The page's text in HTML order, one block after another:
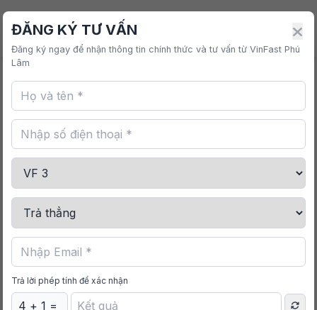
VINFAST PHÚ LÂM
Trang chủ
ĐĂNG KÝ TƯ VẤN
Đăng ký ngay để nhận thông tin chính thức và tư vấn từ VinFast Phú
Lâm
Trả lời phép tính để xác nhận